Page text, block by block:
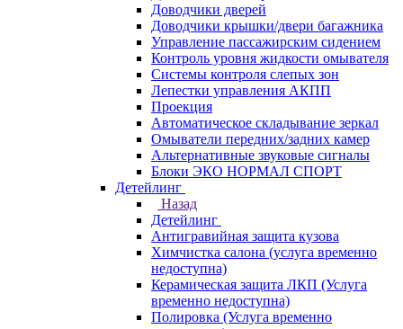
Доводчики дверей
Доводчики крышки/двери багажника
Управление пассажирским сидением
Контроль уровня жидкости омывателя
Системы контроля слепых зон
Лепестки управления АКПП
Проекция
Автоматическое складывание зеркал
Омыватели передних/задних камер
Альтернативные звуковые сигналы
Блоки ЭКО НОРМАЛ СПОРТ
Детейлинг
Назад
Детейлинг
Антигравийная защита кузова
Химчистка салона (услуга временно
недоступна)
Керамическая защита ЛКП (Услуга
временно недоступна)
Полировка (Услуга временно